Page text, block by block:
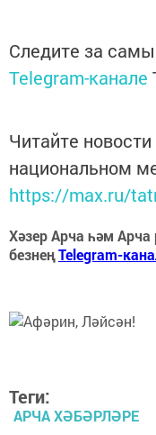
Следите за
Telegram-канале
Читайте
национальном
https://max.ru/
Хәзер Арча һәм
безнеңTelegram-
Теги:
АРЧА ХӘБӘРЛӘРЕ